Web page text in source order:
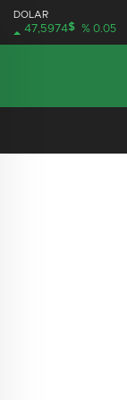
DOLAR
47,5974$ % 0.05